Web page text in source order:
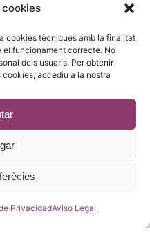
cookies tècniques amb la finalitat
funcionament correcte. No
dels usuaris. Per obtenir
accediu a la nostra
PrivacidadAviso Legal